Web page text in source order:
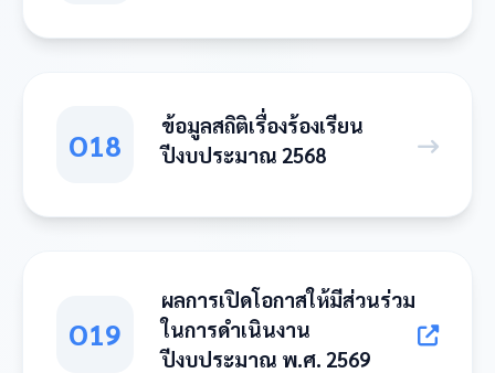
O18
ข้อมูลสถิติเรื่องร้องเรียน
ปีงบประมาณ 2568
O19
ผลการเปิดโอกาสให้มีส่วนร่วม
ในการดำเนินงาน
ปีงบประมาณ พ.ศ. 2569